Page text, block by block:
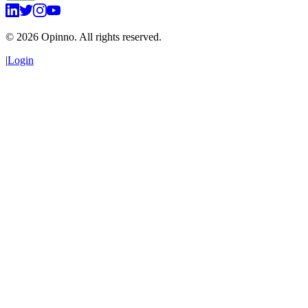
© 2026 Opinno. All rights reserved.
|Login